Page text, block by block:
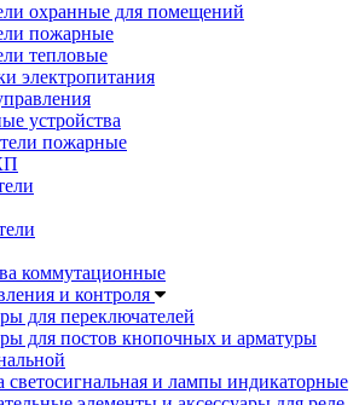
охранные для помещений
пожарные
тепловые
электропитания
устройства
пожарные
коммутационные
и контроля
для переключателей
для постов кнопочных и арматуры
светосигнальная и лампы индикаторные